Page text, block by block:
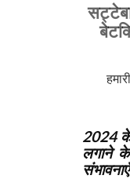
2024 के
लगाने के